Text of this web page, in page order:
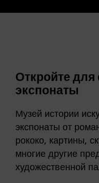
Откройте
экспонаты
Музей истории
экспонаты от
рококо, картины,
многие другие
художественной